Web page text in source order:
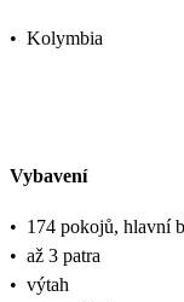
• Kolymbia
Vybavení
• 174 pokojů, hlavní
• až 3 patra
• výtah